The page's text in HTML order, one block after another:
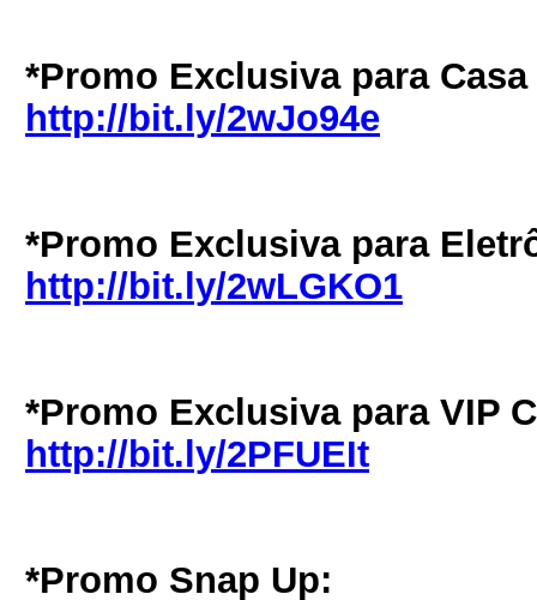
*Promo Exclusiva para Casa
http://bit.ly/2wJo94e
*Promo Exclusiva para
http://bit.ly/2wLGKO1
*Promo Exclusiva para VIP
http://bit.ly/2PFUEIt
*Promo Snap Up: